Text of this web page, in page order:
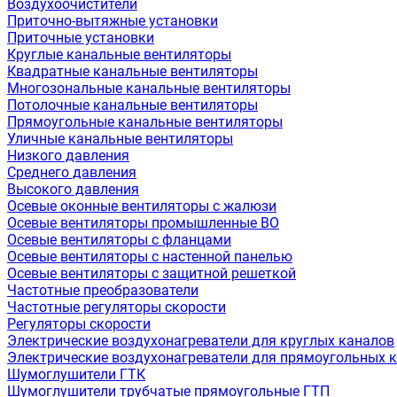
Воздухоочистители
Приточно-вытяжные установки
Приточные установки
Круглые канальные вентиляторы
Квадратные канальные вентиляторы
Многозональные канальные вентиляторы
Потолочные канальные вентиляторы
Прямоугольные канальные вентиляторы
Уличные канальные вентиляторы
Низкого давления
Среднего давления
Высокого давления
Осевые оконные вентиляторы с жалюзи
Осевые вентиляторы промышленные ВО
Осевые вентиляторы с фланцами
Осевые вентиляторы с настенной панелью
Осевые вентиляторы с защитной решеткой
Частотные преобразователи
Частотные регуляторы скорости
Регуляторы скорости
Электрические воздухонагреватели для круглых каналов
Электрические воздухонагреватели для прямоугольных
Шумоглушители ГТК
Шумоглушители трубчатые прямоугольные ГТП